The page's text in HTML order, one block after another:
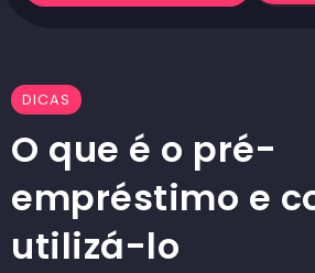
DICAS
O que é o pré-
empréstimo e
utilizá-lo